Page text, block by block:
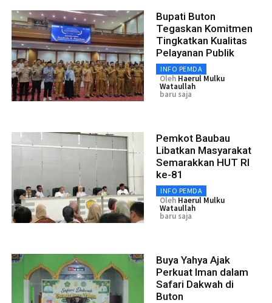
Bupati Buton
Tegaskan Komitmen
Tingkatkan Kualitas
Pelayanan Publik
INFO PEMDA
Oleh Haerul Mulku
Wataullah
baru saja
Pemkot Baubau
Libatkan Masyarakat
Semarakkan HUT RI
ke-81
INFO PEMDA
Oleh Haerul Mulku
Wataullah
baru saja
Buya Yahya Ajak
Perkuat Iman dalam
Safari Dakwah di
Buton